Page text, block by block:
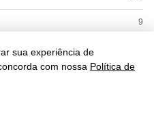
sua experiência de
com nossa Política de
9